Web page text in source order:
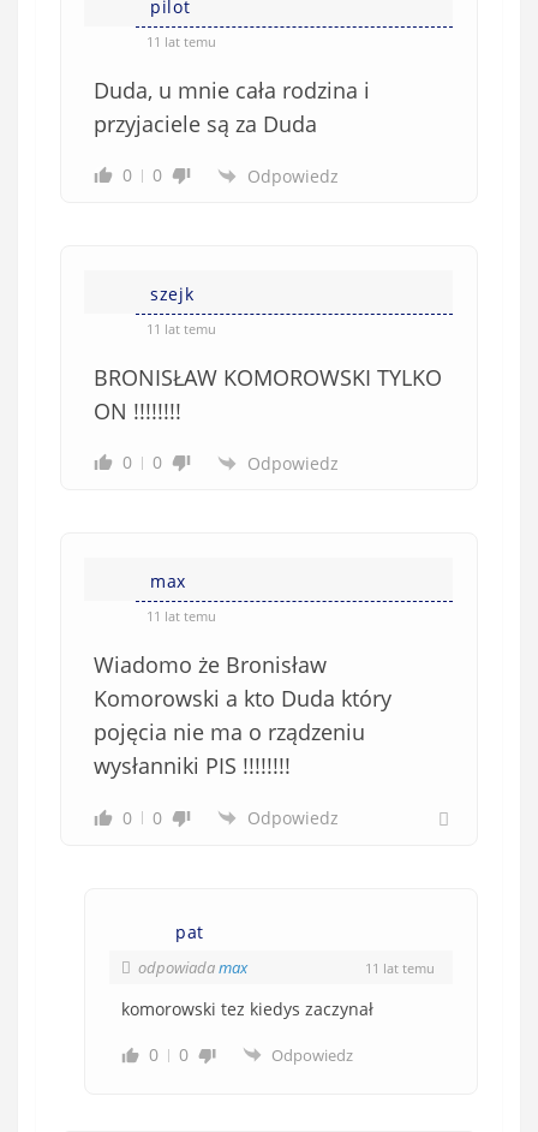
pilot
11 lat temu
Duda, u mnie cała rodzina i
przyjaciele są za Duda
0 0 Odpowiedz
szejk
11 lat temu
BRONISŁAW KOMOROWSKI TYLKO
ON !!!!!!!!
0 0 Odpowiedz
max
11 lat temu
Wiadomo że Bronisław
Komorowski a kto Duda który
pojęcia nie ma o rządzeniu
wysłanniki PIS !!!!!!!!
0 0 Odpowiedz
pat
odpowiadamax 11 lat temu
komorowski tez kiedys zaczynał
0
0 Odpowiedz